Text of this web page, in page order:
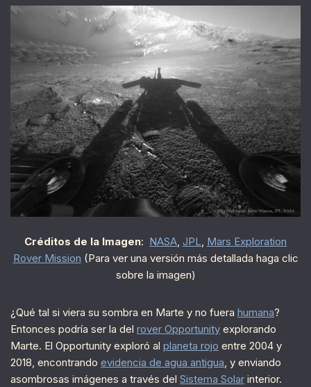
Créditos de la Imagen: NASA, JPL, Mars Exploration
Rover Mission (Para ver una versión más detallada haga clic
sobre la imagen)
¿Qué tal si viera su sombra en Marte y no fuera humana?
Entonces podría ser la del rover Opportunity explorando
Marte. El Opportunity exploró al planeta rojo entre 2004 y
2018, encontrando evidencia de agua antigua, y enviando
asombrosas imágenes a través del Sistema Solar interior.